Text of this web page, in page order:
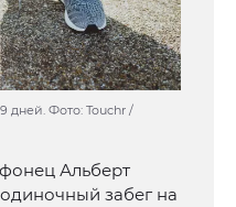
дней. Фото: Touchr /
Альберт
забег на